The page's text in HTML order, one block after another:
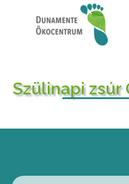
Szülinapi zsúr